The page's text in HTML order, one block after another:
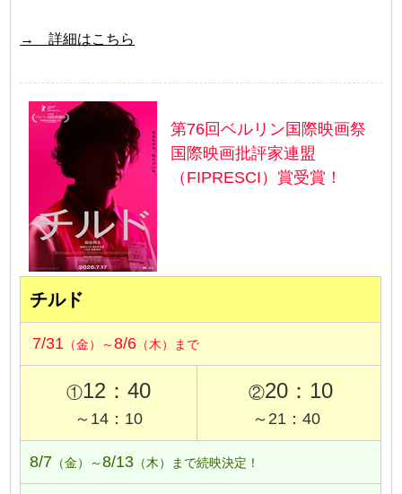
→ 詳細はこちら
第76回ベルリン国際映画祭
国際映画批評家連盟
（FIPRESCI）賞受賞！
チルド
7/31 （金）～8/6 （木）まで
①12：40
～14：10
②20：10
～21：40
8/7 （金）～8/13 （木）まで続映決定！